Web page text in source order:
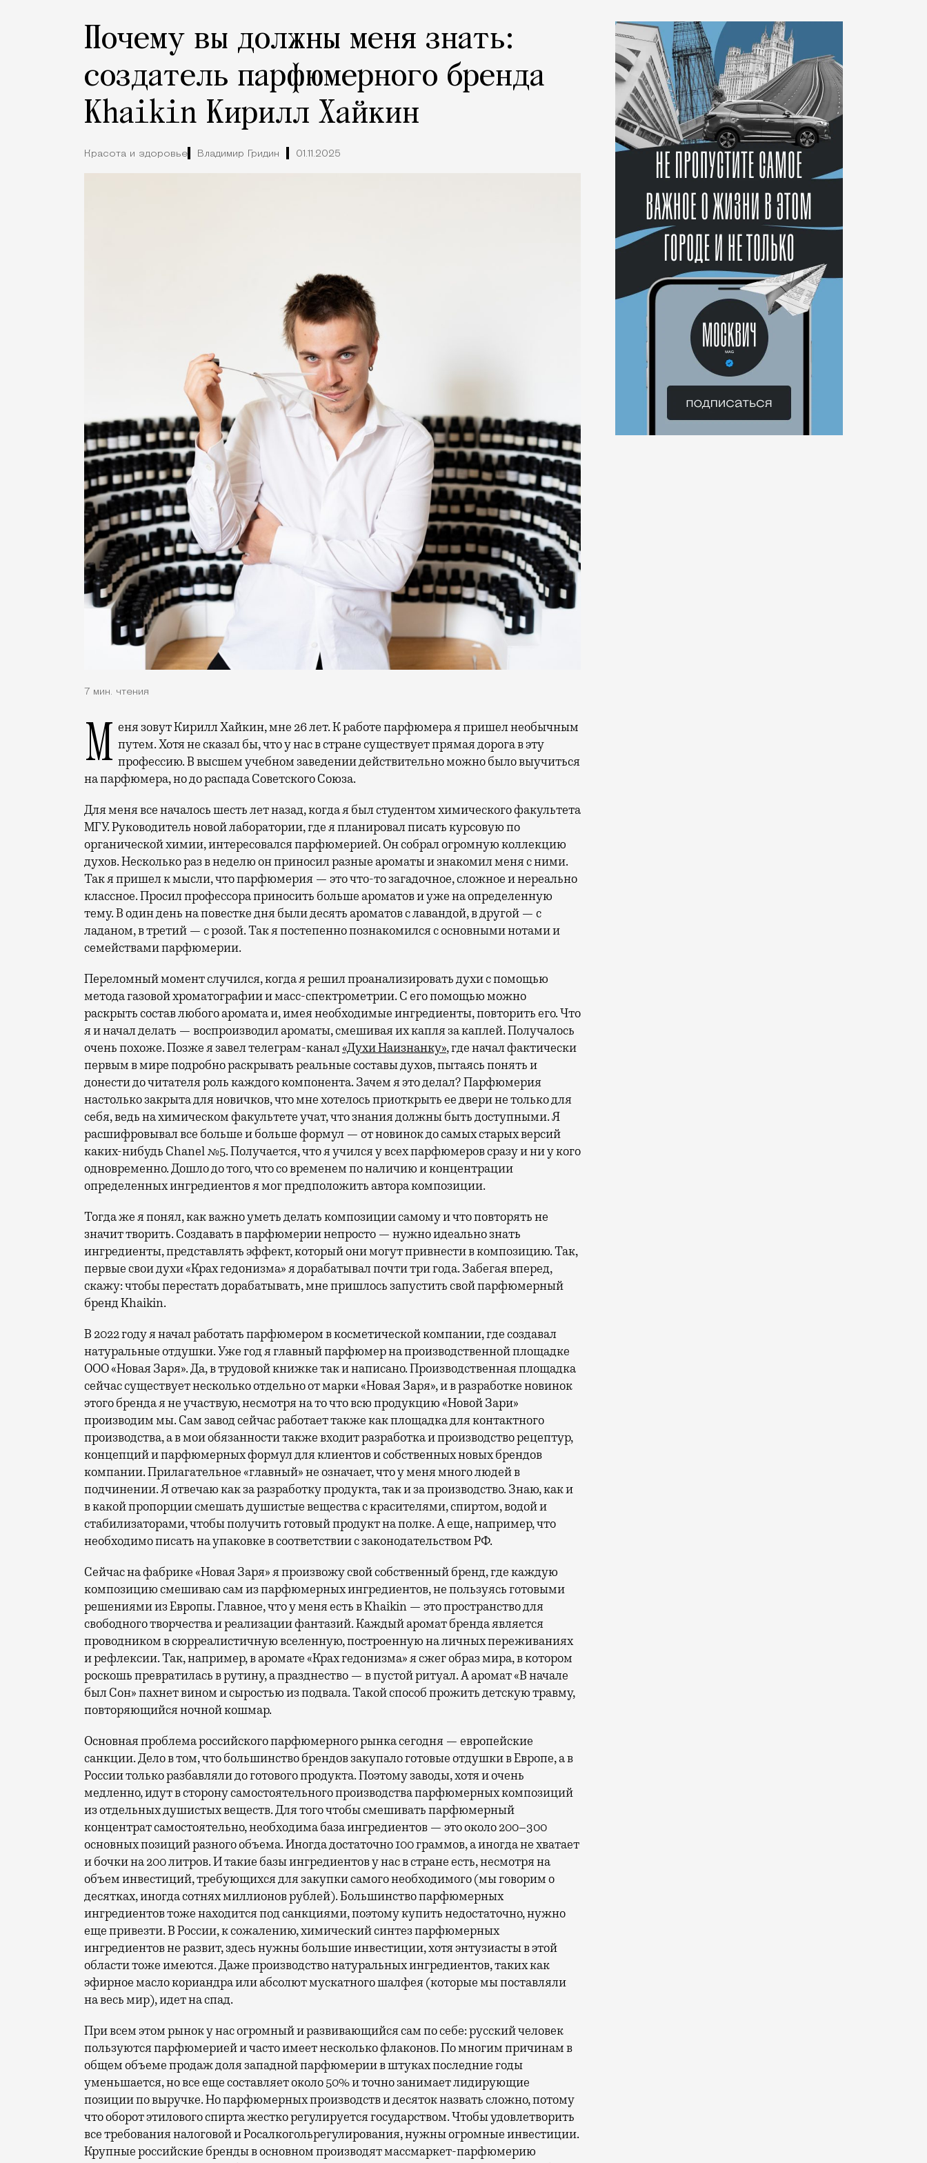
Почему вы должны меня знать:
создатель парфюмерного бренда
Khaikin Кирилл Хайкин
Красота и здоровье Владимир Гридин 01.11.2025
7 мин. чтения
Меня зовут Кирилл Хайкин, мне 26 лет. К работе парфюмера я пришел необычным путем. Хотя не сказал бы, что у нас в стране существует прямая дорога в эту
профессию. В высшем учебном заведении действительно можно было выучиться
на парфюмера, но до распада Советского Союза.
Для меня все началось шесть лет назад, когда я был студентом химического факультета
МГУ. Руководитель новой лаборатории, где я планировал писать курсовую по
органической химии, интересовался парфюмерией. Он собрал огромную коллекцию
духов. Несколько раз в неделю он приносил разные ароматы и знакомил меня с ними.
Так я пришел к мысли, что парфюмерия — это что-то загадочное, сложное и нереально
классное. Просил профессора приносить больше ароматов и уже на определенную
тему. В один день на повестке дня были десять ароматов с лавандой, в другой — с
ладаном, в третий — с розой. Так я постепенно познакомился с основными нотами и
семействами парфюмерии.
Переломный момент случился, когда я решил проанализировать духи с помощью
метода газовой хроматографии и масс-спектрометрии. С его помощью можно
раскрыть состав любого аромата и, имея необходимые ингредиенты, повторить его. Что
я и начал делать — воспроизводил ароматы, смешивая их капля за каплей. Получалось
очень похоже. Позже я завел телеграм-канал«Духи Наизнанку», где начал фактически
первым в мире подробно раскрывать реальные составы духов, пытаясь понять и
донести до читателя роль каждого компонента. Зачем я это делал? Парфюмерия
настолько закрыта для новичков, что мне хотелось приоткрыть ее двери не только для
себя, ведь на химическом факультете учат, что знания должны быть доступными. Я
расшифровывал все больше и больше формул — от новинок до самых старых версий
каких-нибудь Chanel №5. Получается, что я учился у всех парфюмеров сразу и ни у кого
одновременно. Дошло до того, что со временем по наличию и концентрации
определенных ингредиентов я мог предположить автора композиции.
Тогда же я понял, как важно уметь делать композиции самому и что повторять не
значит творить. Создавать в парфюмерии непросто — нужно идеально знать
ингредиенты, представлять эффект, который они могут привнести в композицию. Так,
первые свои духи «Крах гедонизма» я дорабатывал почти три года. Забегая вперед,
скажу: чтобы перестать дорабатывать, мне пришлось запустить свой парфюмерный
бренд Khaikin.
В 2022 году я начал работать парфюмером в косметической компании, где создавал
натуральные отдушки. Уже год я главный парфюмер на производственной площадке
ООО «Новая Заря». Да, в трудовой книжке так и написано. Производственная площадка
сейчас существует несколько отдельно от марки «Новая Заря», и в разработке новинок
этого бренда я не участвую, несмотря на то что всю продукцию «Новой Зари»
производим мы. Сам завод сейчас работает также как площадка для контактного
производства, а в мои обязанности также входит разработка и производство рецептур,
концепций и парфюмерных формул для клиентов и собственных новых брендов
компании. Прилагательное «главный» не означает, что у меня много людей в
подчинении. Я отвечаю как за разработку продукта, так и за производство. Знаю, как и
в какой пропорции смешать душистые вещества с красителями, спиртом, водой и
стабилизаторами, чтобы получить готовый продукт на полке. А еще, например, что
необходимо писать на упаковке в соответствии с законодательством РФ.
Сейчас на фабрике «Новая Заря» я произвожу свой собственный бренд, где каждую
композицию смешиваю сам из парфюмерных ингредиентов, не пользуясь готовыми
решениями из Европы. Главное, что у меня есть в Khaikin — это пространство для
свободного творчества и реализации фантазий. Каждый аромат бренда является
проводником в сюрреалистичную вселенную, построенную на личных переживаниях
и рефлексии. Так, например, в аромате «Крах гедонизма» я сжег образ мира, в котором
роскошь превратилась в рутину, а празднество — в пустой ритуал. А аромат «В начале
был Сон» пахнет вином и сыростью из подвала. Такой способ прожить детскую травму,
повторяющийся ночной кошмар.
Основная проблема российского парфюмерного рынка сегодня — европейские
санкции. Дело в том, что большинство брендов закупало готовые отдушки в Европе, а в
России только разбавляли до готового продукта. Поэтому заводы, хотя и очень
медленно, идут в сторону самостоятельного производства парфюмерных композиций
из отдельных душистых веществ. Для того чтобы смешивать парфюмерный
концентрат самостоятельно, необходима база ингредиентов — это около 200–300
основных позиций разного объема. Иногда достаточно 100 граммов, а иногда не хватает
и бочки на 200 литров. И такие базы ингредиентов у нас в стране есть, несмотря на
объем инвестиций, требующихся для закупки самого необходимого (мы говорим о
десятках, иногда сотнях миллионов рублей). Большинство парфюмерных
ингредиентов тоже находится под санкциями, поэтому купить недостаточно, нужно
еще привезти. В России, к сожалению, химический синтез парфюмерных
ингредиентов не развит, здесь нужны большие инвестиции, хотя энтузиасты в этой
области тоже имеются. Даже производство натуральных ингредиентов, таких как
эфирное масло кориандра или абсолют мускатного шалфея (которые мы поставляли
на весь мир), идет на спад.
При всем этом рынок у нас огромный и развивающийся сам по себе: русский человек
пользуются парфюмерией и часто имеет несколько флаконов. По многим причинам в
общем объеме продаж доля западной парфюмерии в штуках последние годы
уменьшается, но все еще составляет около 50% и точно занимает лидирующие
позиции по выручке. Но парфюмерных производств и десяток назвать сложно, потому
что оборот этилового спирта жестко регулируется государством. Чтобы удовлетворить
все требования налоговой и Росалкогольрегулирования, нужны огромные инвестиции.
Крупные российские бренды в основном производят массмаркет-парфюмерию